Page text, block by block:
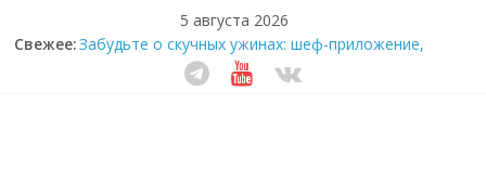
5 августа 2026
Свежее:
Секрет супергидратации: почему кокосовая вода с
пребиотиками становится главным трендом
здорового питания